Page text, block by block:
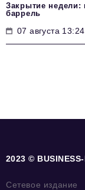
Закрытие недели:
баррель
07 августа 13:24
2023 ©
Сетевое издание